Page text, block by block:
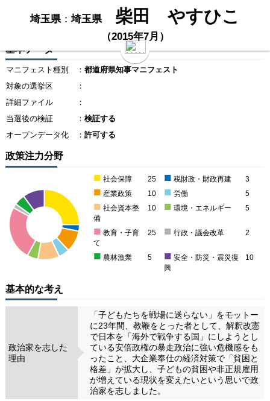
埼玉県：埼玉県 柴田 やすひこ
（2015年7月）
基本データ
マニフェスト種別 ： 都道府県知事マニフェスト
対象の選挙区
：
詳細ファイル
：
当選後の検証
： 検証する
オープンデータ化
： 許可する
政策注力分野
■ 社会保障 25 ■ 税財政・財政再建 3
■ 産業政策 10 ■ 労働 5
■ 社会資本整
備
10 ■ 環境・エネルギー 5
■ 教育・子育
て
25 ■ 行政・議会改革 2
■ 農林漁業 5 ■ 安全・防災・震災復
興
10
基本的な考え
政治家を志した
理由
「子どもたちを戦場に送らない」をモットー
に23年間、教鞭をとった者として、解釈改憲
で日本を「海外で戦争する国」にしようとし
ている安倍政権の暴走政治に強い危機感をも
ったこと、大企業奉仕の経済対策で「貧困と
格差」が拡大し、子どもの貧困や非正規雇用
が増えている現状を変えたいという思いで政
治家を志しました。